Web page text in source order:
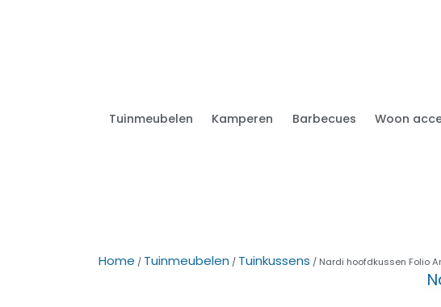
Tuinmeubelen Kamperen Barbecues Woon
Home / Tuinmeubelen / Tuinkussens / Nardi hoofdkussen Folio